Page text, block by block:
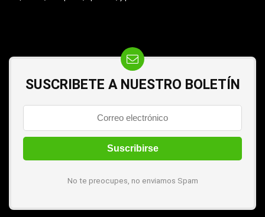
SUSCRIBETE A NUESTRO BOLETÍN
No te preocupes, no enviamos Spam